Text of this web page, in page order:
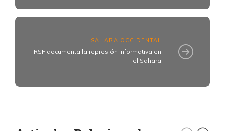
SÁHARA OCCIDENTAL
RSF documenta la represión informativa en
el Sahara